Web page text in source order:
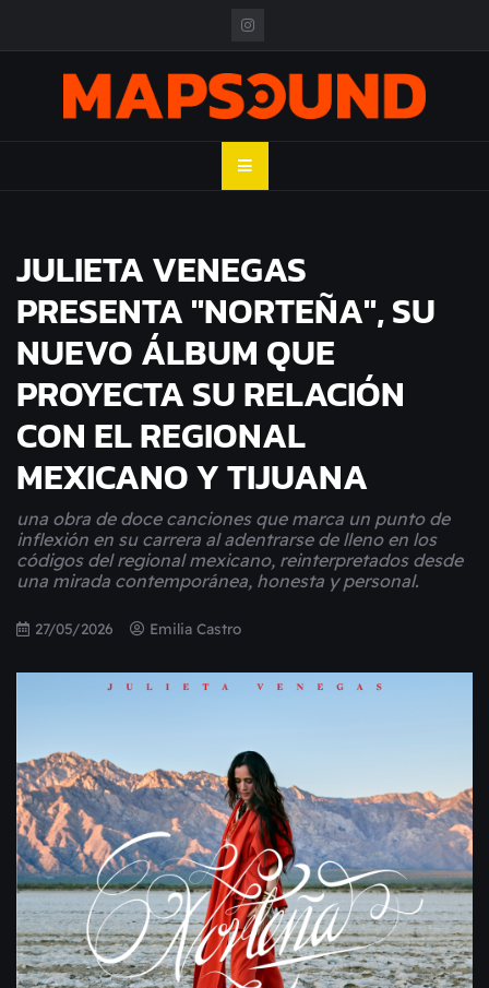
MAPSOUND
JULIETA VENEGAS
PRESENTA "NORTEÑA", SU
NUEVO ÁLBUM QUE
PROYECTA SU RELACIÓN
CON EL REGIONAL
MEXICANO Y TIJUANA
una obra de doce canciones que marca un punto de
inflexión en su carrera al adentrarse de lleno en los
códigos del regional mexicano, reinterpretados desde
una mirada contemporánea, honesta y personal.
27/05/2026 Emilia Castro